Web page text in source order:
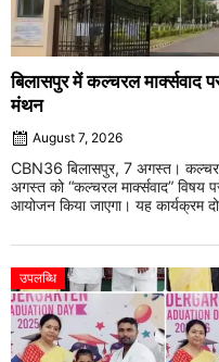
बिलासपुर में कल्चरल मार्क्सवाद
मंथन
August 7, 2026
CBN36 बिलासपुर, 7 अगस्त। कल्चरल
अगस्त को “कल्चरल मार्क्सवाद” विषय
आयोजन किया जाएगा। यह कार्यक्रम
उपलब्धि